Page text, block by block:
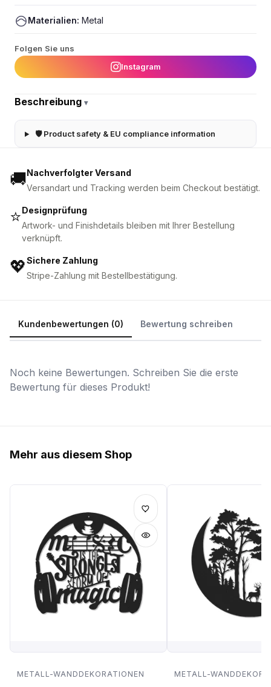
Materialien: Metal
Folgen Sie uns
Instagram
Beschreibung ▾
🛡 Product safety & EU compliance information
🚚Nachverfolgter Versand
Versandart und Tracking werden beim Checkout bestätigt.
⭐Designprüfung
Artwork- und Finishdetails bleiben mit Ihrer Bestellung
verknüpft.
💖Sichere Zahlung
Stripe-Zahlung mit Bestellbestätigung.
Kundenbewertungen (0) Bewertung schreiben
Noch keine Bewertungen. Schreiben Sie die erste
Bewertung für dieses Produkt!
Mehr aus diesem Shop
METALL-WANDDEKORATIONEN METALL-